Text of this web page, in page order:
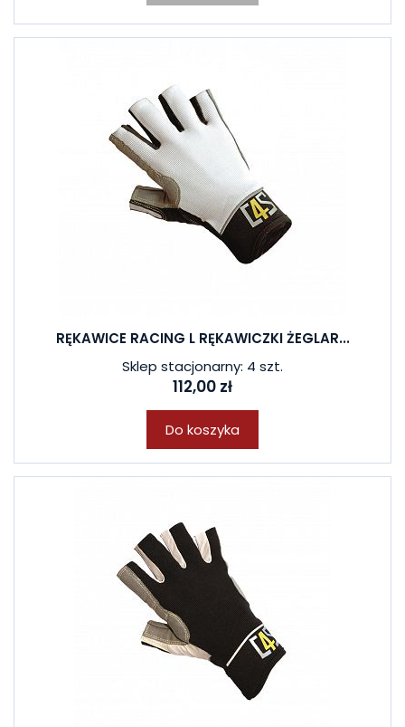
RĘKAWICE RACING L RĘKAWICZKI ŻEGLAR...
Sklep stacjonarny: 4 szt.
112,00 zł
Do koszyka